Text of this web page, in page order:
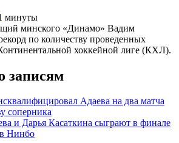
минуты
минского «Динамо» Вадим
по количеству проведенных
хоккейной лиге (КХЛ).
записям
Адаева на два матча
соперника
и Дарья Касаткина сыграют в финале
Нинбо